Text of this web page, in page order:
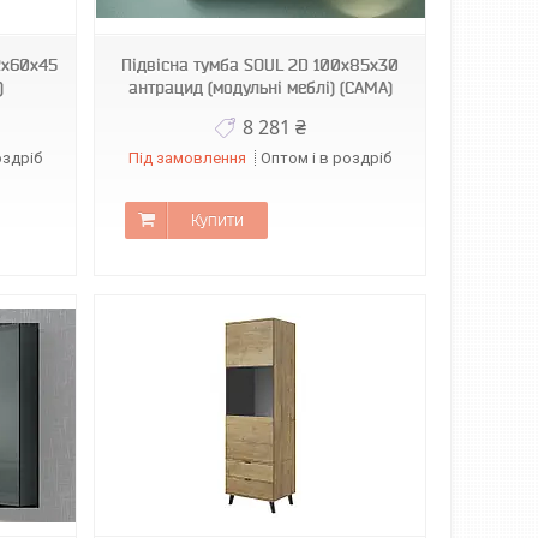
Підвісна тумба SOUL 2D 100х85х30
антрацид (модульні меблі) (CAMA)
8 281 ₴
Під замовлення Оптом і в роздріб
Купити